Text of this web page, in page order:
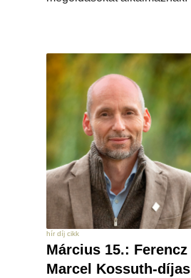
hír díj cikk
Március 15.: Ferencz
Marcel Kossuth-díjas